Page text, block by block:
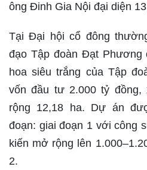
ông Đinh Gia Nội đại diện
Tại Đại hội cổ đông
đạo Tập đoàn Đạt Phương
hoa siêu trắng của Tập
vốn đầu tư 2.000 tỷ đồng,
rộng 12,18 ha. Dự án
đoạn: giai đoạn 1 với công
kiến mở rộng lên
2.